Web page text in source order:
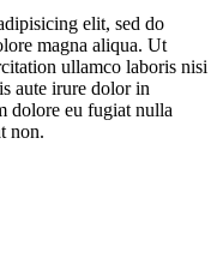
elit, sed do
magna aliqua. Ut
ullamco laboris nisi
aute irure dolor in
dolore eu fugiat nulla
non.